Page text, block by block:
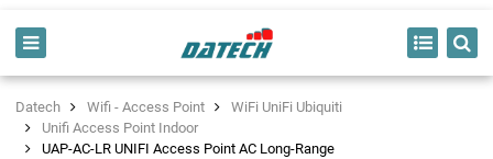
Datech Wifi - Access Point
WiFi UniFi Ubiquiti
Unifi Access Point Indoor
UAP-AC-LR UNIFI Access Point AC Long-Range